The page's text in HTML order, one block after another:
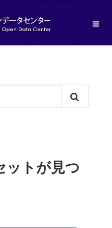
ットが見つ